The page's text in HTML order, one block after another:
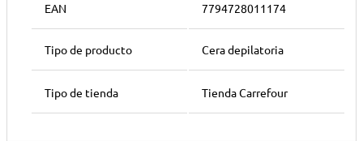
EAN 7794728011174
Tipo de producto Cera depilatoria
Tipo de tienda Tienda Carrefour